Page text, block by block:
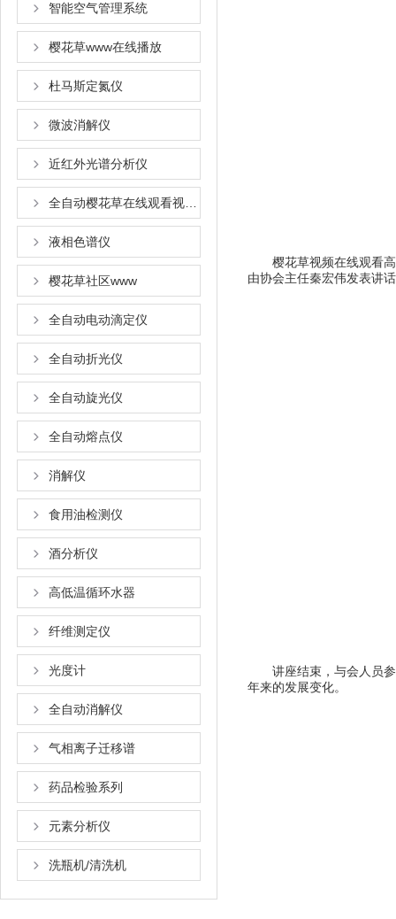
智能空气管理系统
樱花草www在线播放
杜马斯定氮仪
微波消解仪
近红外光谱分析仪
液相色谱仪
樱花草社区www
全自动电动滴定仪
全自动折光仪
全自动旋光仪
全自动熔点仪
消解仪
食用油检测仪
酒分析仪
高低温循环水器
纤维测定仪
光度计
全自动消解仪
气相离子迁移谱
药品检验系列
元素分析仪
洗瓶机/清洗机
樱花草视频在线观看高清
由协会主任秦宏伟发表讲话
讲座结束，与会人员
年来的发展变化。